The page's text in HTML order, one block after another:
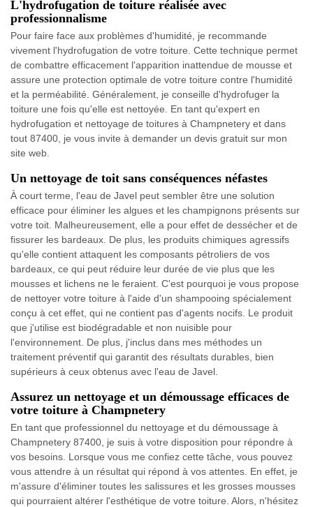
L'hydrofugation de toiture réalisée avec
professionnalisme
Pour faire face aux problèmes d'humidité, je recommande
vivement l'hydrofugation de votre toiture. Cette technique permet
de combattre efficacement l'apparition inattendue de mousse et
assure une protection optimale de votre toiture contre l'humidité
et la perméabilité. Généralement, je conseille d'hydrofuger la
toiture une fois qu'elle est nettoyée. En tant qu'expert en
hydrofugation et nettoyage de toitures à Champnetery et dans
tout 87400, je vous invite à demander un devis gratuit sur mon
site web.
Un nettoyage de toit sans conséquences néfastes
À court terme, l'eau de Javel peut sembler être une solution
efficace pour éliminer les algues et les champignons présents sur
votre toit. Malheureusement, elle a pour effet de dessécher et de
fissurer les bardeaux. De plus, les produits chimiques agressifs
qu'elle contient attaquent les composants pétroliers de vos
bardeaux, ce qui peut réduire leur durée de vie plus que les
mousses et lichens ne le feraient. C'est pourquoi je vous propose
de nettoyer votre toiture à l'aide d'un shampooing spécialement
conçu à cet effet, qui ne contient pas d'agents nocifs. Le produit
que j'utilise est biodégradable et non nuisible pour
l'environnement. De plus, j'inclus dans mes méthodes un
traitement préventif qui garantit des résultats durables, bien
supérieurs à ceux obtenus avec l'eau de Javel.
Assurez un nettoyage et un démoussage efficaces de
votre toiture à Champnetery
En tant que professionnel du nettoyage et du démoussage à
Champnetery 87400, je suis à votre disposition pour répondre à
vos besoins. Lorsque vous me confiez cette tâche, vous pouvez
vous attendre à un résultat qui répond à vos attentes. En effet, je
m'assure d'éliminer toutes les salissures et les grosses mousses
qui pourraient altérer l'esthétique de votre toiture. Alors, n'hésitez